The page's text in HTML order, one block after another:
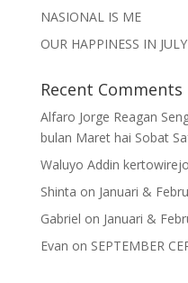
NASIONAL IS ME
OUR HAPPINESS IN JULY
Recent Comments
Alfaro Jorge Reagan
bulan Maret hai Sobat
Waluyo Addin kertowirejo
Shinta on Januari &
Gabriel on Januari &
Evan on SEPTEMBER